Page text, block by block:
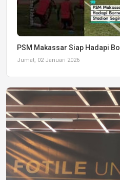
PSM Makassar Siap Hadapi
Jumat, 02 Januari 2026